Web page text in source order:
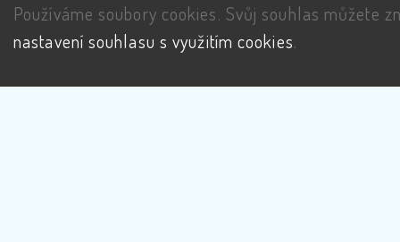
Používáme soubory cookies. Svůj souhlas můžete
nastavení souhlasu s využitím cookies.